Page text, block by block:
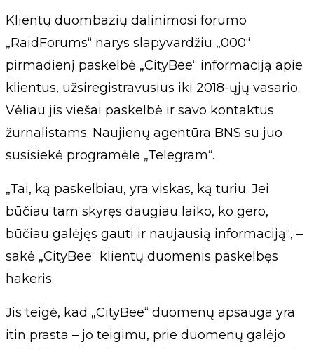
Klientų duombazių dalinimosi forumo
„RaidForums“ narys slapyvardžiu „000“
pirmadienį paskelbė „CityBee“ informaciją apie
klientus, užsiregistravusius iki 2018-ųjų vasario.
Vėliau jis viešai paskelbė ir savo kontaktus
žurnalistams. Naujienų agentūra BNS su juo
susisiekė programėle „Telegram“.
„Tai, ką paskelbiau, yra viskas, ką turiu. Jei
būčiau tam skyręs daugiau laiko, ko gero,
būčiau galėjęs gauti ir naujausią informaciją“, –
sakė „CityBee“ klientų duomenis paskelbęs
hakeris.
Jis teigė, kad „CityBee“ duomenų apsauga yra
itin prasta – jo teigimu, prie duomenų galėjo